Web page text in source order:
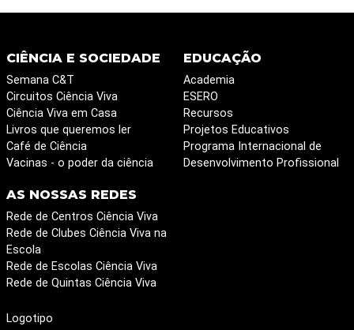
CIÊNCIA E SOCIEDADE
Semana C&T
Circuitos Ciência Viva
Ciência Viva em Casa
Livros que queremos ler
Café de Ciência
Vacinas - o poder da ciência
EDUCAÇÃO
Academia
ESERO
Recursos
Projetos Educativos
Programa Internacional de
Desenvolvimento Profissional
AS NOSSAS REDES
Rede de Centros Ciência Viva
Rede de Clubes Ciência Viva na
Escola
Rede de Escolas Ciência Viva
Rede de Quintas Ciência Viva
Logotipo